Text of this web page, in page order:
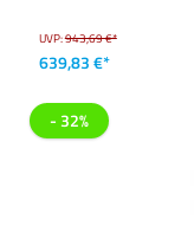
UVP:943,69 €*
639,83 €*
- 32%